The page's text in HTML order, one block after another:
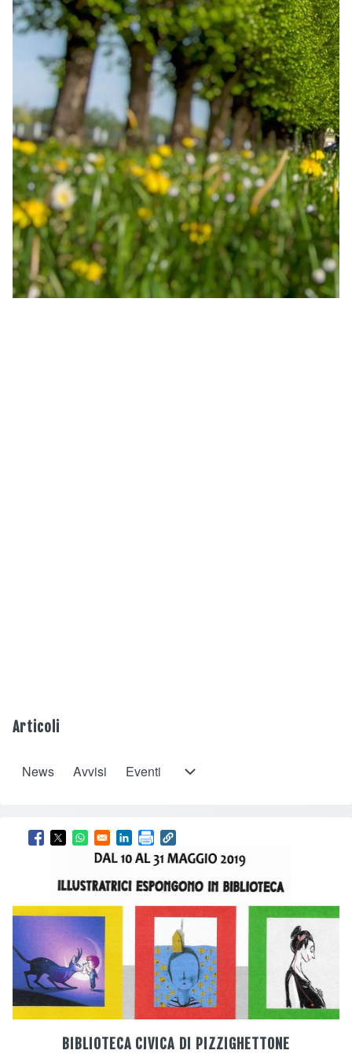
Articoli
News Avvisi Eventi
Opens in a new window
Opens in a new window
Opens in a new window
Opens in a new window
BIBLIOTECA CIVICA DI PIZZIGHETTONE